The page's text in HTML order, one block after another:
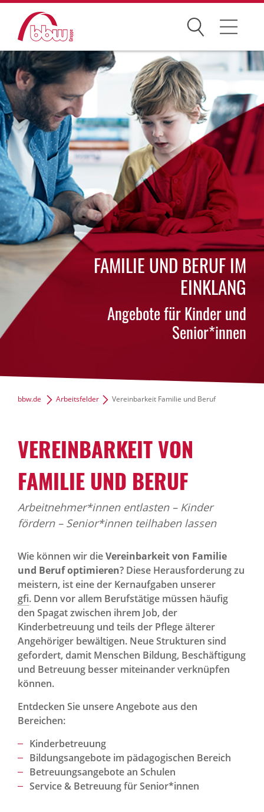
Suchen
Arbeitsfelder
Vereinbarkeit Familie und Beruf
Berufsorientierung und -vorbereitung
Ausbildung und Studium
Neuorientierung und Wiedereinstieg
Weiterentwicklung und Karriere
Zuwanderung und Integration
Rehabilitation und Inklusion
Internationales Engagement
Für Unternehmen und Beschäftigte
Ihre Vorteile
Presse
News Archiv
FAMILIE UND BERUF IM
EINKLANG
Angebote für Kinder und
Senior*innen
bbw.de Arbeitsfelder Vereinbarkeit Familie und Beruf
VEREIN­BAR­KEIT VON
FAMILIE UND BERUF
Arbeitnehmer*innen entlasten – Kinder
fördern – Senior*innen teilhaben lassen
Wie können wir dieVereinbarkeit von Familie
und Beruf optimieren? Diese Herausforderung zu
meistern, ist eine der Kernaufgaben unserer
gfi. Denn vor allem Berufstätige müssen häufig
den Spagat zwischen ihrem Job, der
Kinderbetreuung und teils der Pflege älterer
Angehöriger bewältigen. Neue Strukturen sind
gefordert, damit Menschen Bildung, Beschäftigung
und Betreuung besser miteinander verknüpfen
können.
Entdecken Sie unsere Angebote aus den
Bereichen:
Kinderbetreuung
Bildungsangebote im pädagogischen Bereich
Betreuungsangebote an Schulen
Service & Betreuung für Senior*innen